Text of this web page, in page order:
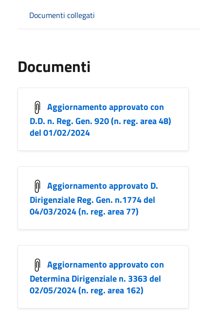
Documenti collegati
Documenti
Aggiornamento approvato con
D.D. n. Reg. Gen. 920 (n. reg. area 48)
del 01/02/2024
Aggiornamento approvato D.
Dirigenziale Reg. Gen. n.1774 del
04/03/2024 (n. reg. area 77)
Aggiornamento approvato con
Determina Dirigenziale n. 3363 del
02/05/2024 (n. reg. area 162)